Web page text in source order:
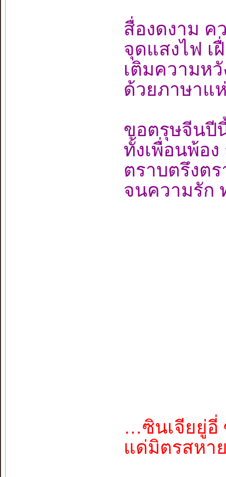
สื่องดงาม ค
จุดแสงไฟ
เติมความห
ด้วยภาษาแ
ขอตรุษจีนปี
ทั้งเพื่อนพ้อ
ตราบตรึงต
จนความรัก
…ซินเจียยู่อี่
แด่มิตรสหา